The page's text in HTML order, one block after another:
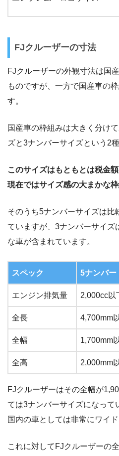
FJクルーザーの寸法
FJクルーザーの外観寸法は国
ものですが、一方で国産車の
す。
国産車の枠組みは大きく分け
ズと3ナンバーサイズという2
このサイズはもともとは税金
現在ではサイズ感の大まかな
そのうち5ナンバーサイズは比
ていますが、3ナンバーサイズ
な車が含まれています。
スペック 5ナンバー
エンジン排気量 2,000cc以
全長 4,700mm
全幅 1,700mm
全高 2,000mm
FJクルーザーはその全幅が
ては3ナンバーサイズになって
国内の車としては非常にワイ
これに対してFJクルーザーの